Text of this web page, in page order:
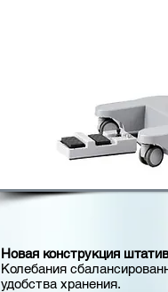
Новая конструкция
Колебания
удобства хранения.